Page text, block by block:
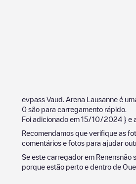
evpass Vaud. Arena Lausanne é
0 são para carregamento rápido.
Foi adicionado em 15/10/2024 } e
Recomendamos que verifique as
comentários e fotos para ajudar
Se este carregador em Renensnão
porque estão perto e dentro de